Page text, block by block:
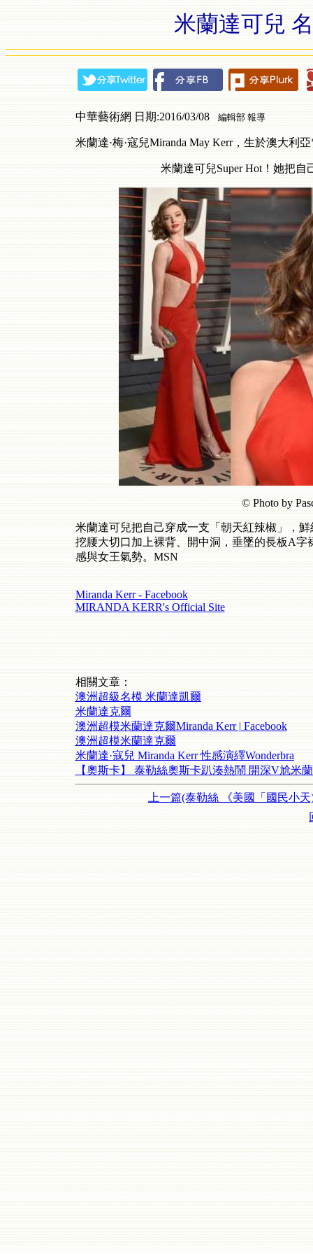
米蘭達可兒
中華藝術網 日期:2016/03/08 編輯部 報導
米蘭達·梅·寇兒Miranda May Kerr，生於澳大利
米蘭達可兒Super Hot！她把
© Photo by
米蘭達可兒把自己穿成一支「朝天紅辣椒」，
挖腰大切口加上裸背、開中洞，垂墜的長板A
感與女王氣勢。MSN
Miranda Kerr - Facebook
MIRANDA KERR's Official Site
相關文章：
澳洲超級名模 米蘭達凱爾
米蘭達克爾
澳洲超模米蘭達克爾Miranda Kerr | Facebook
澳洲超模米蘭達克爾
米蘭達·寇兒 Miranda Kerr 性感演繹Wonderbra
【奧斯卡】 泰勒絲奧斯卡趴湊熱鬧 開深V尬米
上一篇(泰勒絲 《美國「國民小天